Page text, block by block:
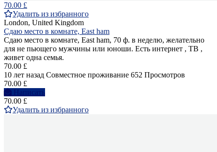
70.00 £
Удалить из избранного
London, United Kingdom
Сдаю место в комнате, East ham
Сдаю место в комнате, East ham, 70 ф. в неделю, желательно
для не пьющего мужчины или юноши. Есть интернет , ТВ ,
живет одна семья.
70.00 £
10 лет назад Совместное проживание 652 Просмотров
70.00 £
Написать
70.00 £
Удалить из избранного